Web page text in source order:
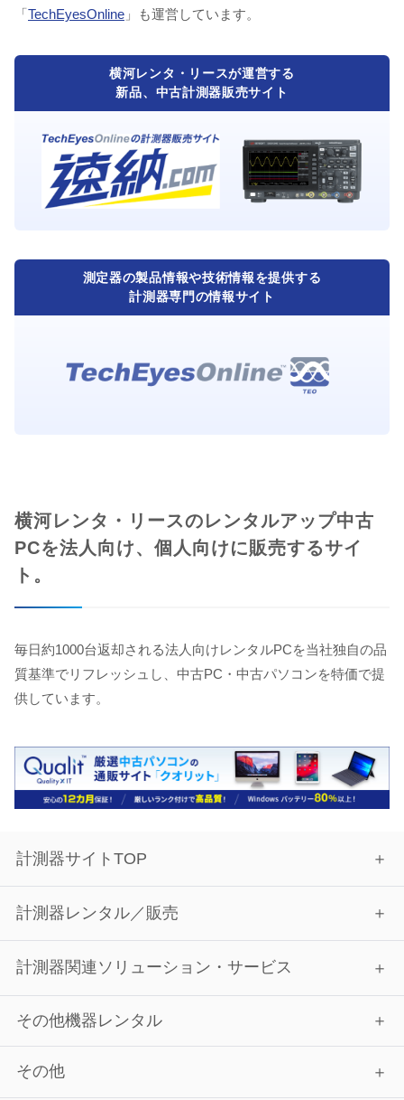
「TechEyesOnline 」も運営しています。
横河レンタ・リースが運営する
新品、中古計測器販売サイト
測定器の製品情報や技術情報を提供する
計測器専門の情報サイト
横河レンタ・リースのレンタルアップ中古
PCを法人向け、個人向けに販売するサイ
ト。
毎日約1000台返却される法人向けレンタルPCを当社独自の品
質基準でリフレッシュし、中古PC・中古パソコンを特価で提
供しています。
計測器サイトTOP
計測器レンタル／販売
計測器関連ソリューション・サービス
その他機器レンタル
その他